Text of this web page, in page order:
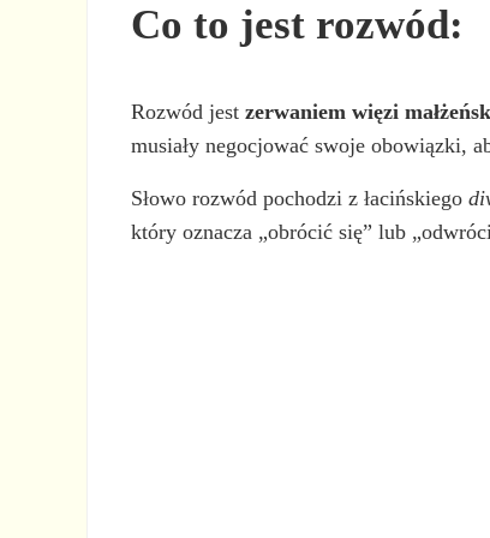
Co to jest rozwód:
Rozwód jestzerwaniem więzi
musiały negocjować swoje obowiązki,
Słowo rozwód pochodzi z łacińskiego
który oznacza „obrócić się” lub